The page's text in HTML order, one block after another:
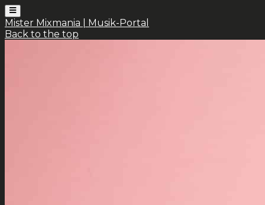
Mister Mixmania | Musik-Portal
Back to the top